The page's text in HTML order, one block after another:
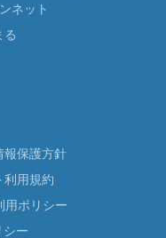
ネット
る
報保護方針
利用規約
用ポリシー
シー